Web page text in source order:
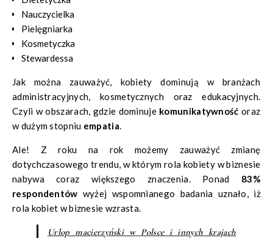
Nauczycielka
Pielęgniarka
Kosmetyczka
Stewardessa
Jak można zauważyć, kobiety dominują w branżach
administracyjnych, kosmetycznych oraz edukacyjnych.
Czyli w obszarach, gdzie dominuje komunikatywność oraz
w dużym stopniu empatia.
Ale! Z roku na rok możemy zauważyć zmianę
dotychczasowego trendu, w którym rola kobiety w biznesie
nabywa coraz większego znaczenia. Ponad 83%
respondentów wyżej wspomnianego badania uznało, iż
rola kobiet w biznesie wzrasta.
Urlop macierzyński w Polsce i innych krajach